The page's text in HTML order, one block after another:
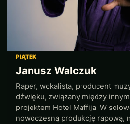
PIĄTEK
Janusz Walczuk
Raper, wokalista, producent
dźwięku, związany między
projektem Hotel Maffija. W
nowoczesną produkcję rapową,